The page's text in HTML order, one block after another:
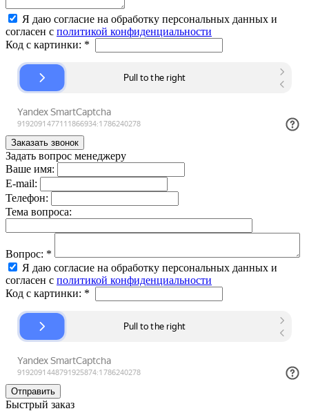
Я даю согласие на обработку персональных данных и
согласен с политикой конфиденциальности
Код с картинки: *
Задать вопрос менеджеру
Ваше имя:
E-mail:
Телефон:
Тема вопроса:
Вопрос: *
Я даю согласие на обработку персональных данных и
согласен с политикой конфиденциальности
Код с картинки: *
Быстрый заказ